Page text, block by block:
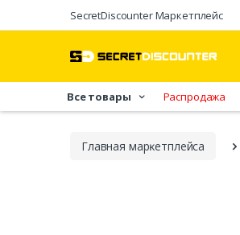
SecretDiscounter Маркетплейс
Все товары Распродажа
Главная марĸетплейса